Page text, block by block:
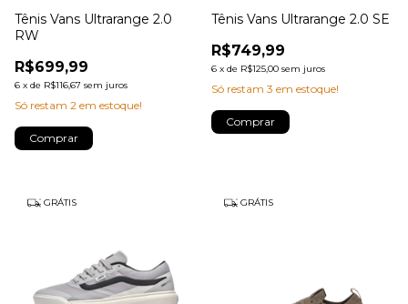
Tênis Vans Ultrarange 2.0
RW
R$699,99
6 x de R$116,67 sem juros
Só restam 2 em estoque!
Comprar
Tênis Vans Ultrarange 2.0 SE
R$749,99
6 x de R$125,00 sem juros
Só restam 3 em estoque!
Comprar
GRÁTIS GRÁTIS